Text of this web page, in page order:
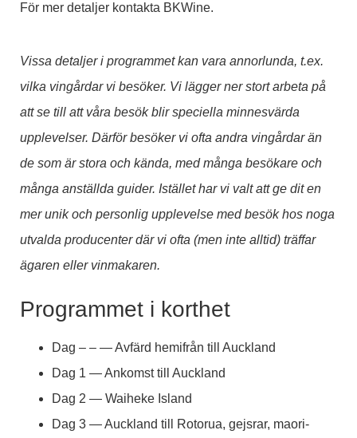
För mer detaljer kontakta BKWine.
Vissa detaljer i programmet kan vara annorlunda, t.ex.
vilka vingårdar vi besöker. Vi lägger ner stort arbeta på
att se till att våra besök blir speciella minnesvärda
upplevelser. Därför besöker vi ofta andra vingårdar än
de som är stora och kända, med många besökare och
många anställda guider. Istället har vi valt att ge dit en
mer unik och personlig upplevelse med besök hos noga
utvalda producenter där vi ofta (men inte alltid) träffar
ägaren eller vinmakaren.
Programmet i korthet
Dag – – — Avfärd hemifrån till Auckland
Dag 1 — Ankomst till Auckland
Dag 2 — Waiheke Island
Dag 3 — Auckland till Rotorua, gejsrar, maori-